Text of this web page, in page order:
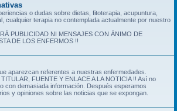
o dudas sobre dietas, fitoterapia, acupuntura,
cualquier terapia no contemplada actualmente por nuestro
PUBLICIDAD NI MENSAJES CON ÁNIMO DE
DE LOS ENFERMOS !!
aparezcan referentes a nuestras enfermedades.
FUENTE Y ENLACE A LA NOTICIA !! Así no
con demasiada información. Después esperamos
y opiniones sobre las noticias que se expongan.